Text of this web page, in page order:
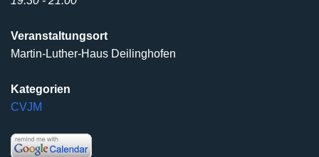
Veranstaltungsort
Martin-Luther-Haus Deilinghofen
Kategorien
CVJM